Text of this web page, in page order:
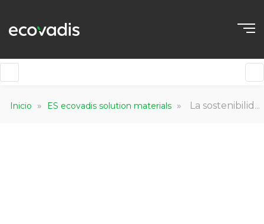
Inicio » ES ecovadis solution materials » La sostenibilidad en la Gobernanza Corporativa en la metodología de EcoVadis